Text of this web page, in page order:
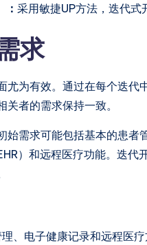
： 采用敏捷UP方法，迭代式
求
尤为有效。通过在每个迭
者的需求保持一致。
始需求可能包括基本的患
）和远程医疗功能。迭
、电子健康记录和远程医疗